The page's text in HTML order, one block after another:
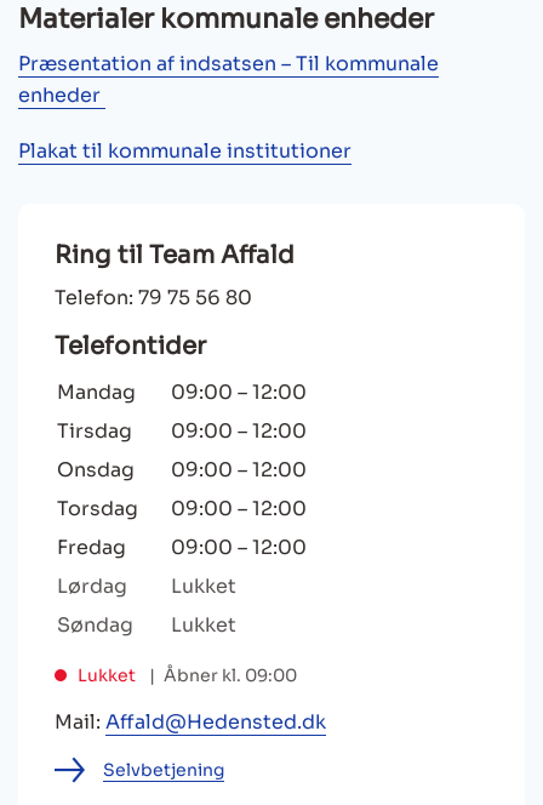
Materialer kommunale enheder
Præsentation af indsatsen – Til kommunale
enheder
Plakat til kommunale institutioner
Ring til Team Affald
Telefon: 79 75 56 80
Telefontider
Mandag 09:00 –12:00
Tirsdag
09:00 –12:00
Onsdag
09:00 –12:00
Torsdag
09:00 –12:00
Fredag
09:00 –12:00
Lørdag
Lukket
Søndag
Lukket
Lukket Åbner kl. 09:00
Mail: Affald@Hedensted.dk
Selvbetjening